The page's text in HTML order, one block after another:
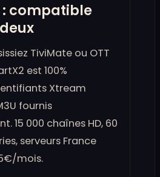
: compatible
TiviMate ou OTT
est 100%
Xtream
fournis
15 000 chaînes HD, 60
serveurs France
mois.